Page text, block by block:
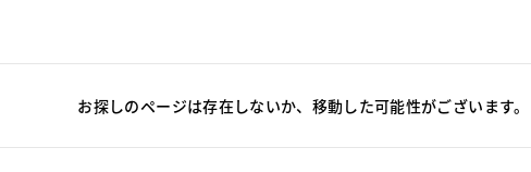
お探しのページは存在しないか、移動した可能性がございます。